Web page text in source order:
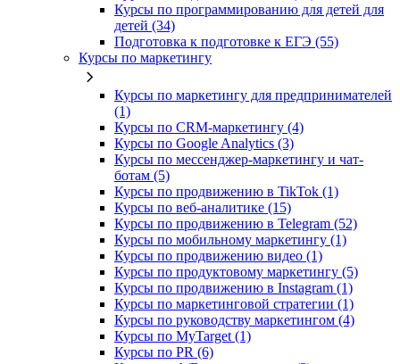
Курсы по программированию для детей для
детей (34)
Подготовка к подготовке к ЕГЭ (55)
Курсы по маркетингу
Курсы по маркетингу для предпринимателей
(1)
Курсы по CRM-маркетингу (4)
Курсы по Google Analytics (3)
Курсы по мессенджер-маркетингу и чат-
ботам (5)
Курсы по продвижению в TikTok (1)
Курсы по веб-аналитике (15)
Курсы по продвижению в Telegram (52)
Курсы по мобильному маркетингу (1)
Курсы по продвижению видео (1)
Курсы по продуктовому маркетингу (5)
Курсы по продвижению в Instagram (1)
Курсы по маркетинговой стратегии (1)
Курсы по руководству маркетингом (4)
Курсы по MyTarget (1)
Курсы по PR (6)